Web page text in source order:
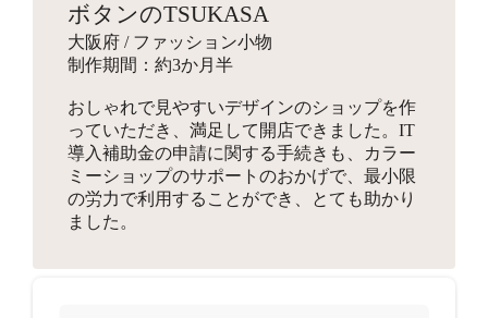
ボタンのTSUKASA
大阪府 / ファッション小物
制作期間：約3か月半
おしゃれで見やすいデザインのショップを作
っていただき、満足して開店できました。IT
導入補助金の申請に関する手続きも、カラー
ミーショップのサポートのおかげで、最小限
の労力で利用することができ、とても助かり
ました。